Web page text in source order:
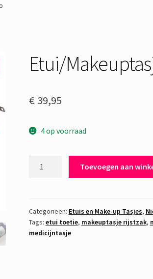
Etui/
€ 39,95
4 op voorraad
Toevoegen aan
Categorieën: Etuis en Make-up Tasjes,
Tags: etui toetie, makeuptasje rijstzak,
medicijntasje